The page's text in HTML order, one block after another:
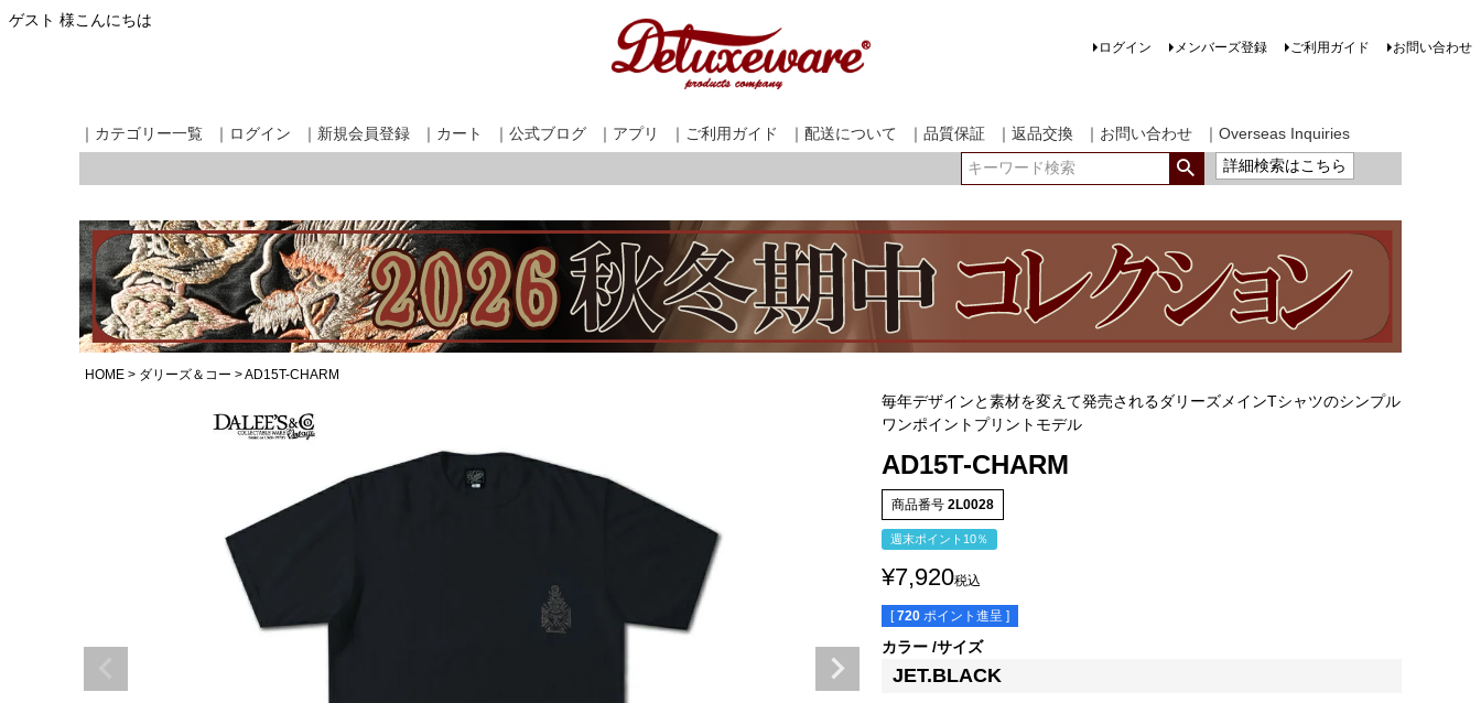
ゲスト 様こんにちは
ログイン メンバーズ登録 ご利用ガイド お問い合わせ
｜カテゴリー一覧 ｜ログイン ｜新規会員登録 ｜カート ｜公式ブログ ｜アプリ ｜ご利用ガイド ｜配送について ｜品質保証 ｜返品交換 ｜お問い合わせ
｜Overseas Inquiries
詳細検索はこちら
HOME ダリーズ＆コー AD15T-CHARM
毎年デザインと素材を変えて発売されるダリーズメインTシャツのシンプル
ワンポイントプリントモデル
AD15T-CHARM
商品番号 2L0028
週末ポイント10％
¥7,920税込
[ 720 ポイント進呈 ]
カラー サイズ
JET.BLACK